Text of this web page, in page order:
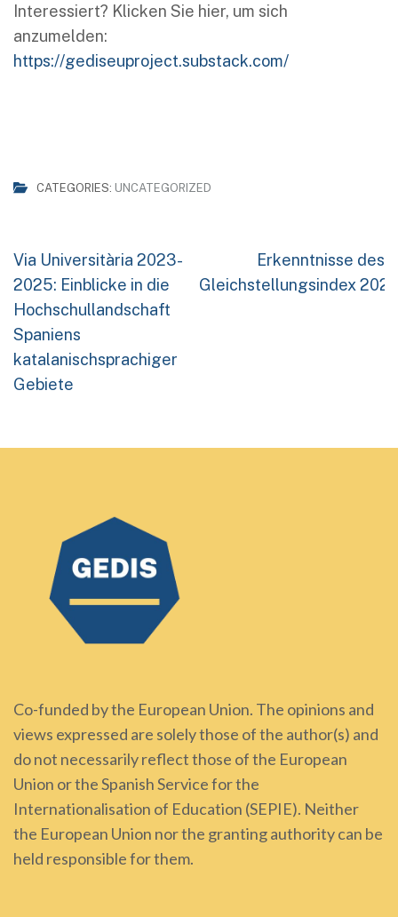
Interessiert? Klicken Sie hier, um sich
anzumelden:
https://gediseuproject.substack.com/
CATEGORIES: UNCATEGORIZED
Beitragsnavigation
Via Universitària 2023-
2025: Einblicke in die
Hochschullandschaft
Spaniens
katalanischsprachiger
Gebiete
Erkenntnisse des
Gleichstellungsindex
Co-funded by the European Union. The opinions and
views expressed are solely those of the author(s) and
do not necessarily reflect those of the European
Union or the Spanish Service for the
Internationalisation of Education (SEPIE). Neither
the European Union nor the granting authority can be
held responsible for them.